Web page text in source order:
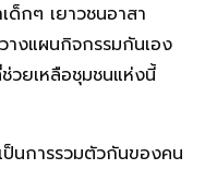
ด็กๆ เยาวชนอาสา
างแผนกิจกรรมกันเอง
วยเหลือชุมชนแห่งนี้
เป็นการรวมตัวกันของคน